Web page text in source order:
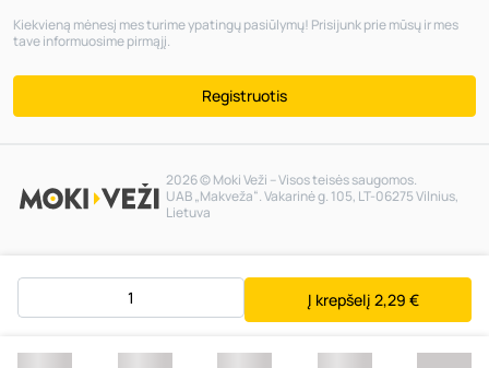
Į krepšelį 2,29 €
Kiekvieną mėnesį mes turime ypatingų pasiūlymų! Prisijunk prie mūsų ir mes
tave informuosime pirmąjį.
Registruotis
2026 © Moki Veži – Visos teisės saugomos.
UAB „Makveža“. Vakarinė g. 105, LT-06275 Vilnius,
Lietuva